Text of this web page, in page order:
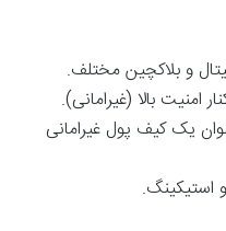
و بلاکچین مختلف.
امنیت بالا (غیرامانی).
یک کیف پول غیرامانی
استیکینگ.